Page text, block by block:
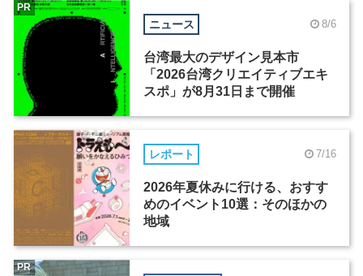
ニュース 8/6
台湾最大のデザイン見本市
「2026台湾クリエイティブエキ
スポ」が8月31日まで開催
PR
レポート 7/16
2026年夏休みに行ける、おすす
めのイベント10選：そのほかの
地域
PR